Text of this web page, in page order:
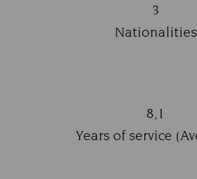
3
Title:
Nationalities
8,1
Title:
Years of service